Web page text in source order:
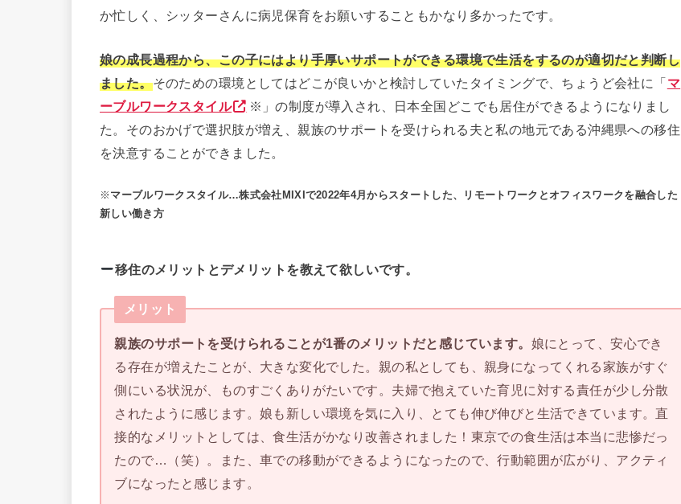
か忙しく、シッターさんに病児保育をお願いすることもかなり多かったです。
娘の成長過程から、この子にはより手厚いサポートができる環境で生活をするのが適切だと判断し
ました。そのための環境としてはどこが良いかと検討していたタイミングで、ちょうど会社に「マ
ーブルワークスタイル
※」の制度が導入され、日本全国どこでも居住ができるようになりまし
た。そのおかげで選択肢が増え、親族のサポートを受けられる夫と私の地元である沖縄県への移住
を決意することができました。
※ マーブルワークスタイル…株式会社MIXIで2022年4月からスタートした、リモートワークとオフィスワークを融合した
新しい働き⽅
移住のメリットとデメリットを教えて欲しいです。
メリット
親族のサポートを受けられることが1番のメリットだと感じています。 娘にとって、安心でき
る存在が増えたことが、大きな変化でした。親の私としても、親身になってくれる家族がすぐ
側にいる状況が、ものすごくありがたいです。夫婦で抱えていた育児に対する責任が少し分散
されたように感じます。娘も新しい環境を気に入り、とても伸び伸びと生活できています。直
接的なメリットとしては、食生活がかなり改善されました！東京での食生活は本当に悲惨だっ
たので…（笑）。また、車での移動ができるようになったので、行動範囲が広がり、アクティ
ブになったと感じます。